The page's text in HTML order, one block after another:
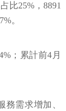
比25%，8891
。
；累計前4月
需求增加、